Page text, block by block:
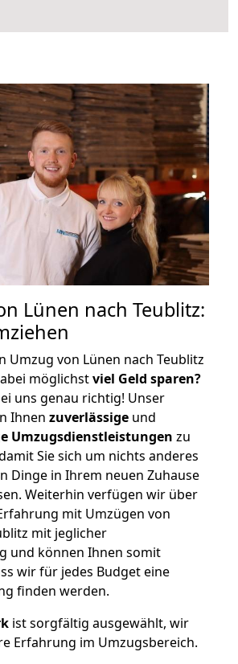
Lünen nach Teublitz:
Umzug von Lünen nach Teublitz
möglichstviel Geld sparen?
uns genau richtig! Unser
Ihnen zuverlässige und
Umzugsdienstleistungen zu
Sie sich um nichts anderes
Dinge in Ihrem neuen Zuhause
Weiterhin verfügen wir über
mit Umzügen von
mit jeglicher
und können Ihnen somit
wir für jedes Budget eine
finden werden.
ist sorgfältig ausgewählt, wir
Erfahrung im Umzugsbereich.